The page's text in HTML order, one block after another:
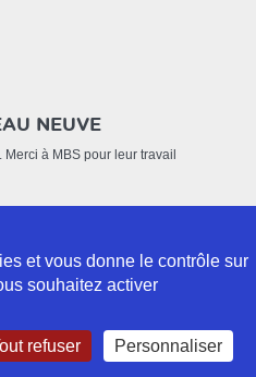
NEUVE
à MBS pour leur travail
et vous donne le contrôle sur
souhaitez activer
refuser Personnaliser